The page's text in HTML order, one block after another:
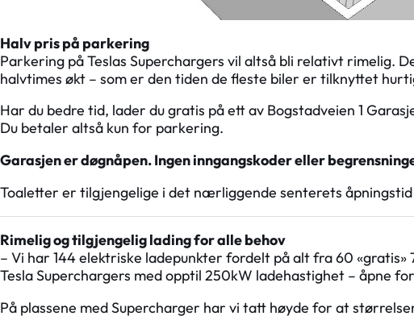
Halv pris på parkering
Parkering på Teslas Superchargers vil altså bli relativt rimelig.
halvtimes økt – som er den tiden de fleste biler er tilknyttet
Har du bedre tid, lader du gratis på ett av Bogstadveien 1
Du betaler altså kun for parkering.
Garasjen er døgnåpen. Ingen inngangskoder eller
Toaletter er tilgjengelige i det nærliggende senterets åpningstid
Rimelig og tilgjengelig lading for alle behov
– Vi har 144 elektriske ladepunkter fordelt på alt fra 60
Tesla Superchargers med opptil 250kW ladehastighet – åpne
På plassene med Supercharger har vi tatt høyde for at